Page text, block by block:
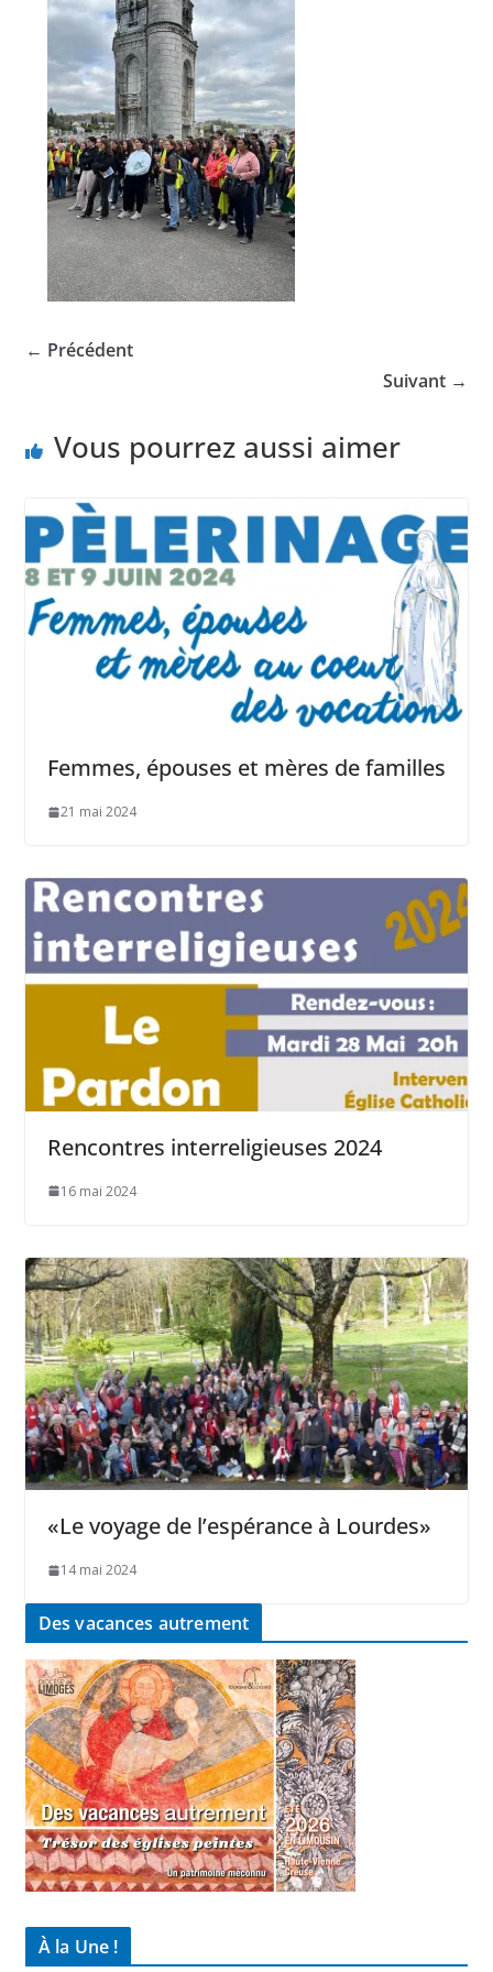
← Précédent
Suivant →
Vous pourrez aussi aimer
Femmes, épouses et mères de familles
21 mai 2024
Rencontres interreligieuses 2024
16 mai 2024
«Le voyage de l’espérance à Lourdes»
14 mai 2024
Des vacances autrement
À la Une !